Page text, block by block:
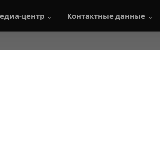
центр Контактные данные